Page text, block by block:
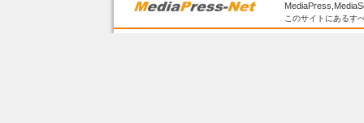
このサイトにあるす